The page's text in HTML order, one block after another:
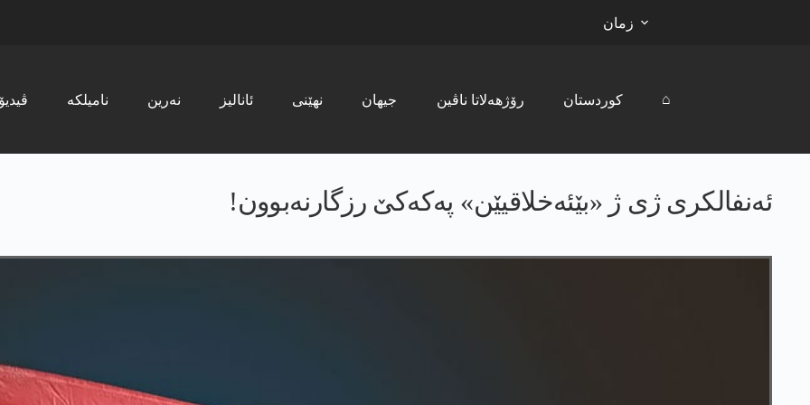
زمان
ڤیدیۆ نامیلکە نەرین ئانالیز نھێنی جیھان رۆژھەلاتا ناڤین کوردستان ⌂
ئه‌نفالكری ژی ژ «بێئه‌خلاقیێن» په‌كه‌كێ رزگارنه‌بوون!